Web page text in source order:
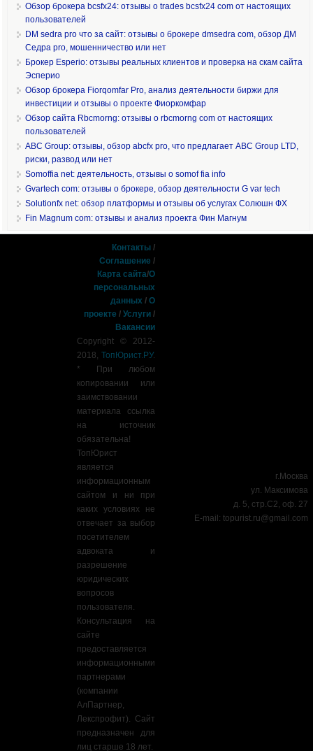
Обзор брокера bcsfx24: отзывы о trades bcsfx24 com от настоящих
пользователей
DM sedra pro что за сайт: отзывы о брокере dmsedra com, обзор ДМ
Седра pro, мошенничество или нет
Брокер Esperio: отзывы реальных клиентов и проверка на скам сайта
Эсперио
Обзор брокера Fiorqomfar Pro, анализ деятельности биржи для
инвестиции и отзывы о проекте Фиоркомфар
Обзор сайта Rbcmorng: отзывы о rbcmorng com от настоящих
пользователей
ABC Group: отзывы, обзор abcfx pro, что предлагает ABC Group LTD,
риски, развод или нет
Somoffia net: деятельность, отзывы о somof fia info
Gvartech com: отзывы о брокере, обзор деятельности G var tech
Solutionfx net: обзор платформы и отзывы об услугах Солюшн ФХ
Fin Magnum com: отзывы и анализ проекта Фин Магнум
Контакты /
Соглашение /
Карта сайта/О
персональных
данных /О
проекте /Услуги /
Вакансии
Copyright © 2012-
2018,ТопЮрист.РУ.
* При любом
копировании или
заимствовании
материала ссылка
на источник
обязательна!
ТопЮрист
является
информационным
сайтом и ни при
каких условиях не
отвечает за выбор
посетителем
адвоката и
разрешение
юридических
вопросов
пользователя.
Консультация на
сайте
предоставляется
информационными
партнерами
(компании
АлПартнер,
Лекспрофит). Сайт
предназначен для
лиц старше 18 лет.
г.Москва
ул. Максимова
д. 5, стр.С2, оф. 27
E-mail:topurist.ru@gmail.com